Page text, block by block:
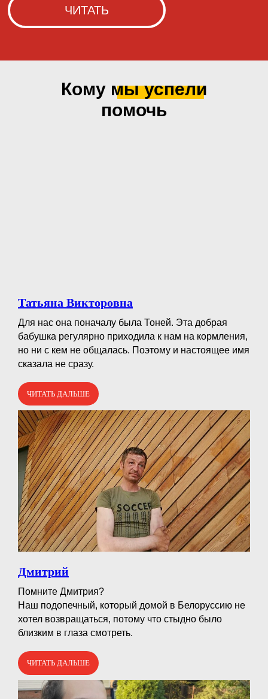
Кому мыуспели
помочь
Татьяна Викторовна
Для нас она поначалу была Тоней. Эта добрая
бабушка регулярно приходила к нам на кормления,
но ни с кем не общалась. Поэтому и настоящее имя
сказала не сразу.
ЧИТАТЬ ДАЛЬШЕ
Дмитрий
Помните Дмитрия?⠀
Наш подопечный, который домой в Белоруссию не
хотел возвращаться, потому что стыдно было
близким в глаза смотреть.
ЧИТАТЬ ДАЛЬШЕ